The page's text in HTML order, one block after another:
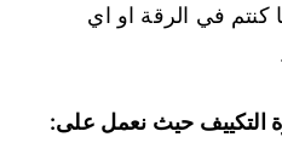
كنتم في الرقة او اي
التكييف حيث نعمل على: